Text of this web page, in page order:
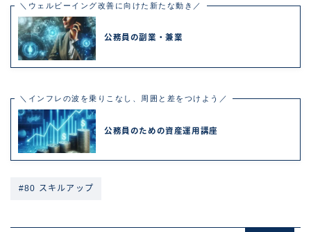
＼ウェルビーイング改善に向けた新たな動き／
公務員の副業・兼業
＼インフレの波を乗りこなし、周囲と差をつけよう／
公務員のための資産運用講座
#80 スキルアップ